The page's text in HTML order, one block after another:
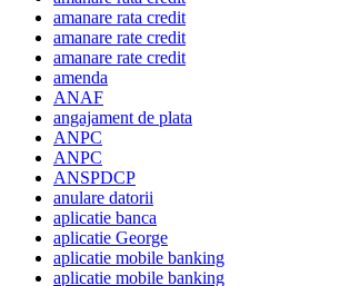
amanare rata credit
amanare rate credit
amanare rate credit
amenda
ANAF
angajament de plata
ANPC
ANPC
ANSPDCP
anulare datorii
aplicatie banca
aplicatie George
aplicatie mobile banking
aplicatie mobile banking